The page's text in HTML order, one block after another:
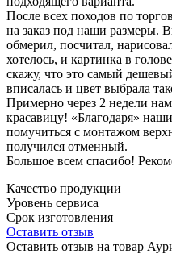
После всех походов по
на заказ под наши размеры.
обмерил, посчитал,
хотелось, и картинка в
скажу, что это самый
вписалась и цвет выбрала
Примерно через 2 недели
красавицу! «Благодаря»
помучиться с монтажом
получился отменный.
Большое всем спасибо!
Качество продукции
Уровень сервиса
Срок изготовления
Оставить отзыв
Оставить отзыв на товар